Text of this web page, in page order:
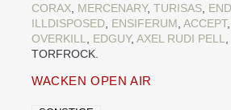
CORAX MERCENARY, TURISAS
ILLDISPOSED ENSIFERUM ACCEPT,
OVERKILL
EDGUY, AXEL RUDI PELL
TORFROCK.
WACKEN OPEN AIR